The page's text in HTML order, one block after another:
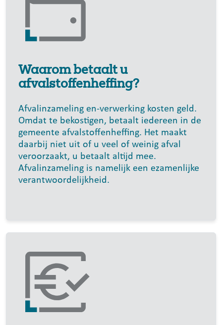
Waarom betaalt u
afvalstoffenheffing?
Afvalinzameling en-verwerking kosten geld.
Omdat te bekostigen, betaalt iedereen in de
gemeente afvalstoffenheffing. Het maakt
daarbij niet uit of u veel of weinig afval
veroorzaakt, u betaalt altijd mee.
Afvalinzameling is namelijk een ezamenlijke
verantwoordelijkheid.